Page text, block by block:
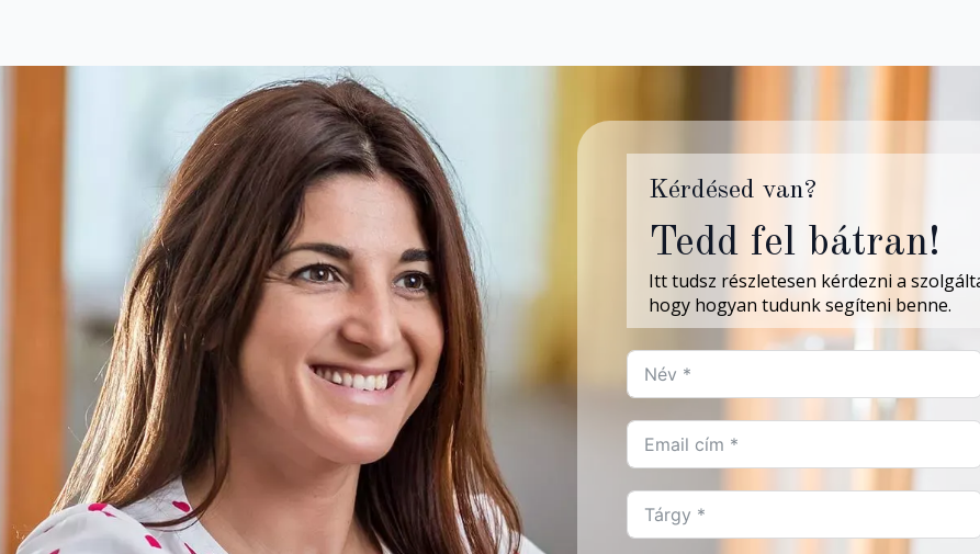
Kérdésed van?
Tedd fel bátran!
Itt tudsz részletesen kérdezni a
hogy hogyan tudunk segíteni benne.